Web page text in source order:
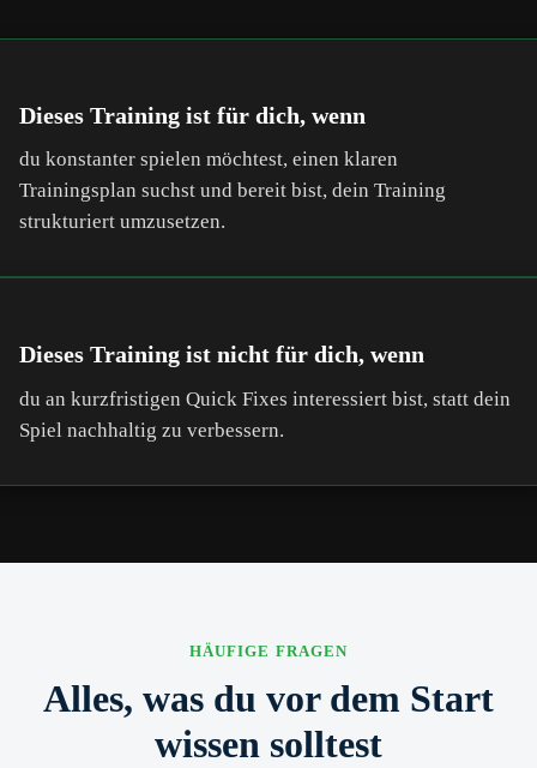
Dieses Training ist für dich, wenn
du konstanter spielen möchtest, einen klaren
Trainingsplan suchst und bereit bist, dein Training
strukturiert umzusetzen.
Dieses Training ist nicht für dich, wenn
du an kurzfristigen Quick Fixes interessiert bist, statt dein
Spiel nachhaltig zu verbessern.
HÄUFIGE FRAGEN
Alles, was du vor dem Start
wissen solltest